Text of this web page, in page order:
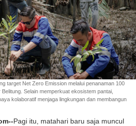
target Net Zero Emission melalui penanaman 100
Selain memperkuat ekosistem pantai,
kolaboratif menjaga lingkungan dan membangun
Pagi itu, matahari baru saja muncul